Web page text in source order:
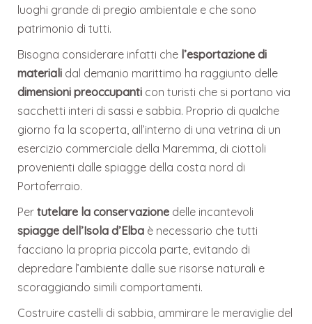
luoghi grande di pregio ambientale e che sono
patrimonio di tutti.
Bisogna considerare infatti che l’esportazione di
materiali dal demanio marittimo ha raggiunto delle
dimensioni preoccupanti con turisti che si portano via
sacchetti interi di sassi e sabbia. Proprio di qualche
giorno fa la scoperta, all’interno di una vetrina di un
esercizio commerciale della Maremma, di ciottoli
provenienti dalle spiagge della costa nord di
Portoferraio.
Pertutelare la conservazione delle incantevoli
spiagge dell’Isola d’Elba è necessario che tutti
facciano la propria piccola parte, evitando di
depredare l’ambiente dalle sue risorse naturali e
scoraggiando simili comportamenti.
Costruire castelli di sabbia, ammirare le meraviglie del